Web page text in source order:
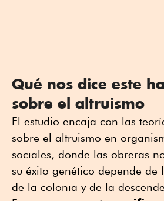
Qué nos dice este
sobre el altruismo
El estudio encaja con las
sobre el altruismo en
sociales, donde las obreras
su éxito genético depende de
de la colonia y de la